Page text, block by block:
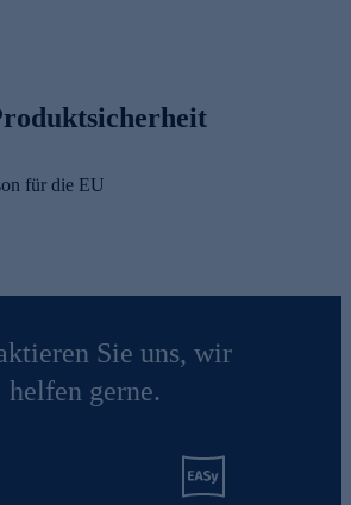
für die EU
Sie uns, wir
helfen gerne.